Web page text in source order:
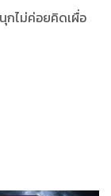
กไม่ค่อยคิดเผื่อ